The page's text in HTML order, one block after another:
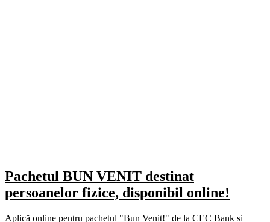
Pachetul BUN VENIT destinat
persoanelor fizice, disponibil online!
Aplică online pentru pachetul "Bun Venit!" de la CEC Bank și